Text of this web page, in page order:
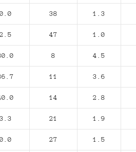
38 1.3
47 1.0
8 4.5
11 3.6
14 2.8
21 1.9
27 1.5